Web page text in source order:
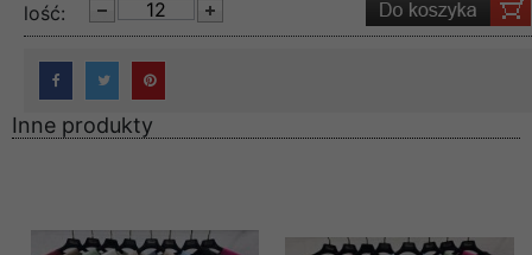
lość:
Inne produkty